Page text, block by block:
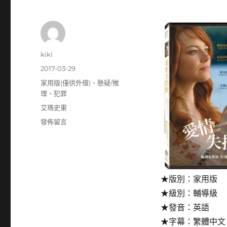
★版別：家用版
★級別：輔導級
★發音：英語
★字幕：繁體中文
作
kiki
發
佈
日
2017-03-29
分
類
家用版(僅供外借) 、懸疑/推
理 、犯罪
標
籤
艾瑪史東
在
發佈留言